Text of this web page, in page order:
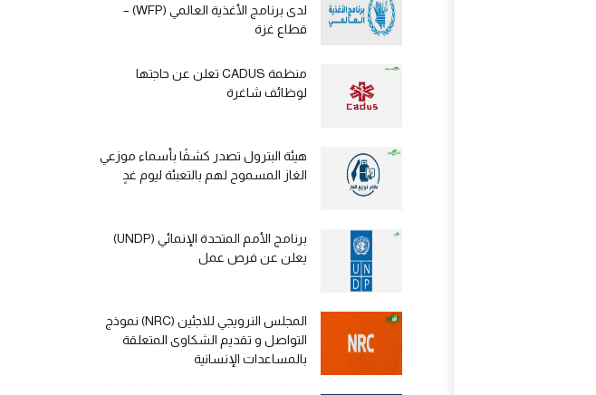
لدى برنامج الأغذية العالمي (WFP) –
قطاع غزة
منظمة CADUS تعلن عن حاجتها
لوظائف شاغرة
هيئة البترول تصدر كشفًا بأسماء موزعي
الغاز المسموح لهم بالتعبئة ليوم غدٍ
برنامج الأمم المتحدة الإنمائي (UNDP)
يعلن عن فرص عمل
المجلس النرويجي للاجئين (NRC) نموذج
التواصل و تقديم الشكاوى المتعلقة
بالمساعدات الإنسانية